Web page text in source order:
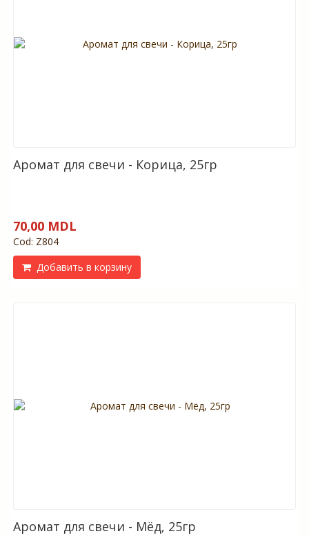
Аромат для свечи - Корица, 25гр
70,00 MDL
Cod: Z804
Добавить в корзину
Аромат для свечи - Мёд, 25гр